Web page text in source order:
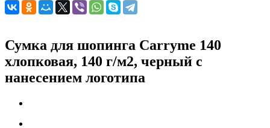
Сумка для шопинга Carryme 140
хлопковая, 140 г/м2, черный с
нанесением логотипа